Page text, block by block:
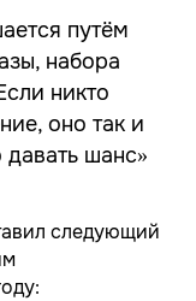
путём
набора
никто
оно так и
шанс»
следующий